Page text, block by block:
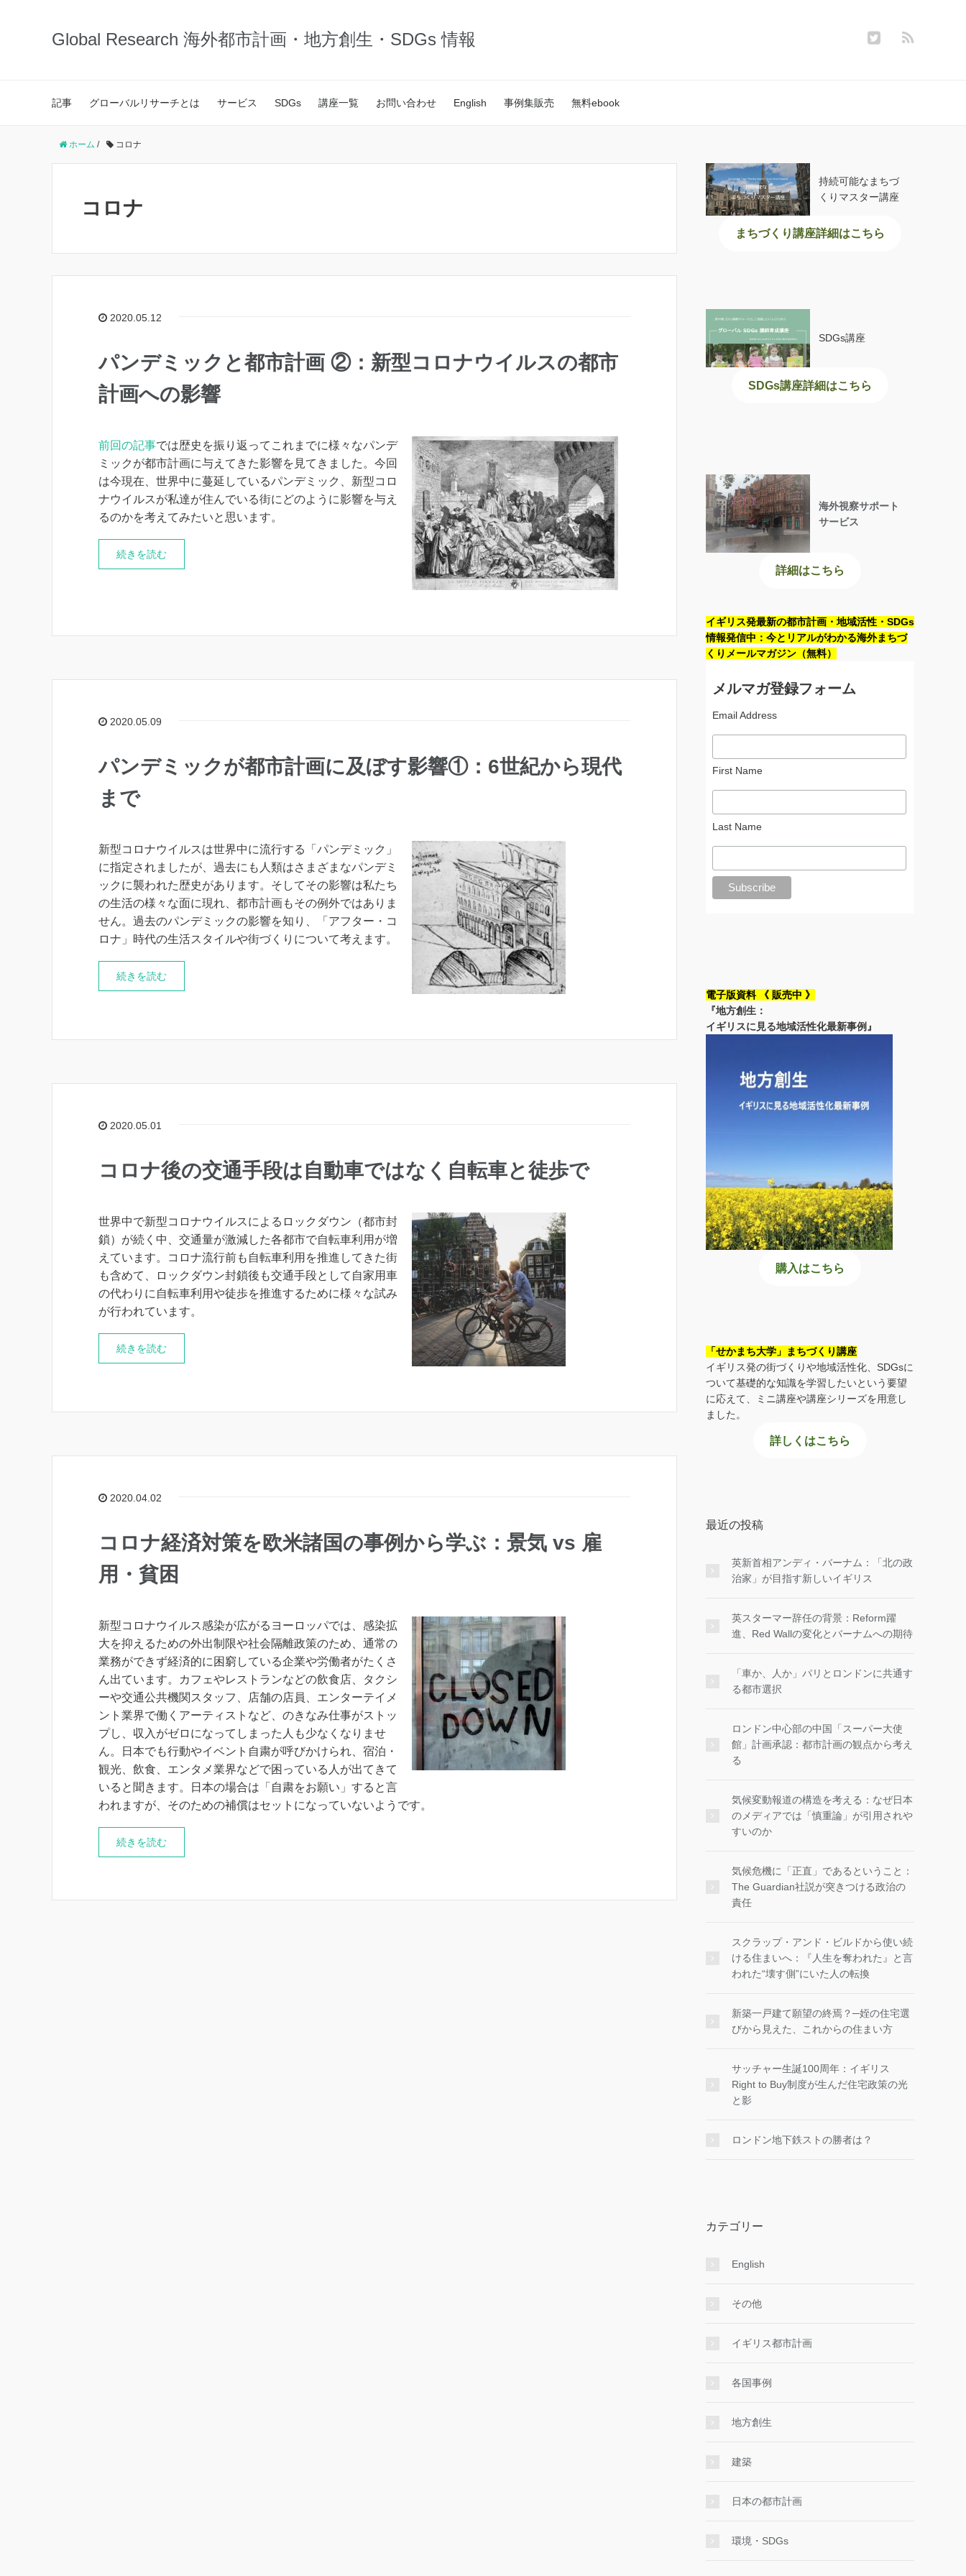
Global Research 海外都市計画・地方創生・SDGs 情報
記事 グローバルリサーチとは サービス SDGs 講座一覧 お問い合わせ English 事例集販売 無料ebook
ホーム / コロナ
コロナ
2020.05.12
パンデミックと都市計画 ②：新型コロナウイルスの都市
計画への影響
前回の記事では歴史を振り返ってこれまでに様々なパンデ
ミックが都市計画に与えてきた影響を見てきました。今回
は今現在、世界中に蔓延しているパンデミック、新型コロ
ナウイルスが私達が住んでいる街にどのように影響を与え
るのかを考えてみたいと思います。
続きを読む
2020.05.09
パンデミックが都市計画に及ぼす影響①：6世紀から現代
まで
新型コロナウイルスは世界中に流行する「パンデミック」
に指定されましたが、過去にも人類はさまざまなパンデミ
ックに襲われた歴史があります。そしてその影響は私たち
の生活の様々な面に現れ、都市計画もその例外ではありま
せん。過去のパンデミックの影響を知り、「アフター・コ
ロナ」時代の生活スタイルや街づくりについて考えます。
続きを読む
2020.05.01
コロナ後の交通手段は自動車ではなく自転車と徒歩で
世界中で新型コロナウイルスによるロックダウン（都市封
鎖）が続く中、交通量が激減した各都市で自転車利用が増
えています。コロナ流行前も自転車利用を推進してきた街
も含めて、ロックダウン封鎖後も交通手段として自家用車
の代わりに自転車利用や徒歩を推進するために様々な試み
が行われています。
続きを読む
2020.04.02
コロナ経済対策を欧米諸国の事例から学ぶ：景気 vs 雇
用・貧困
新型コロナウイルス感染が広がるヨーロッパでは、感染拡
大を抑えるための外出制限や社会隔離政策のため、通常の
業務ができず経済的に困窮している企業や労働者がたくさ
ん出ています。カフェやレストランなどの飲食店、タクシ
ーや交通公共機関スタッフ、店舗の店員、エンターテイメ
ント業界で働くアーティストなど、のきなみ仕事がストッ
プし、収入がゼロになってしまった人も少なくなりませ
ん。日本でも行動やイベント自粛が呼びかけられ、宿泊・
観光、飲食、エンタメ業界などで困っている人が出てきて
いると聞きます。日本の場合は「自粛をお願い」すると言
われますが、そのための補償はセットになっていないようです。
続きを読む
持続可能なまちづ
くりマスター講座
まちづくり講座詳細はこちら
SDGs講座
SDGs講座詳細はこちら
海外視察サポート
サービス
詳細はこちら
イギリス発最新の都市計画・地域活性・SDGs
情報発信中：今とリアルがわかる海外まちづ
くりメールマガジン（無料）
メルマガ登録フォーム
Email Address
First Name
Last Name
電子版資料 《 販売中 》
『地方創生：
イギリスに見る地域活性化最新事例』
購入はこちら
「せかまち大学」まちづくり講座
イギリス発の街づくりや地域活性化、SDGsに
ついて基礎的な知識を学習したいという要望
に応えて、ミニ講座や講座シリーズを用意し
ました。
詳しくはこちら
最近の投稿
英新首相アンディ・バーナム：「北の政
治家」が目指す新しいイギリス
英スターマー辞任の背景：Reform躍
進、Red Wallの変化とバーナムへの期待
「車か、人か」パリとロンドンに共通す
る都市選択
ロンドン中心部の中国「スーパー大使
館」計画承認：都市計画の観点から考え
る
気候変動報道の構造を考える：なぜ日本
のメディアでは「慎重論」が引用されや
すいのか
気候危機に「正直」であるということ：
The Guardian社説が突きつける政治の
責任
スクラップ・アンド・ビルドから使い続
ける住まいへ：『人生を奪われた』と言
われた“壊す側”にいた人の転換
新築一戸建て願望の終焉？─姪の住宅選
びから見えた、これからの住まい方
サッチャー生誕100周年：イギリス
Right to Buy制度が生んだ住宅政策の光
と影
ロンドン地下鉄ストの勝者は？
カテゴリー
English
その他
イギリス都市計画
各国事例
地方創生
建築
日本の都市計画
環境・SDGs